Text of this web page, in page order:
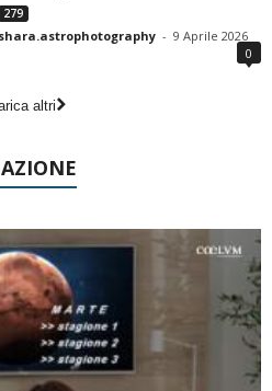
279
shara.astrophotography - 9 Aprile 2026
0
altri